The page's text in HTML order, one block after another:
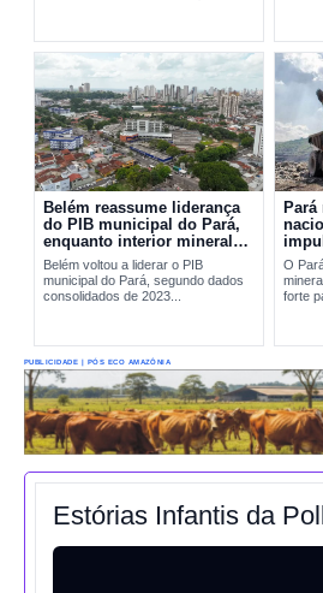
Belém reassume liderança
do PIB municipal do Pará,
enquanto interior mineral
mantém peso decisivo na
economia
Belém voltou a liderar o PIB
municipal do Pará, segundo dados
consolidados de 2023...
2025
O
forte
PUBLICIDADE | PÓS ECO AMAZÔNIA
Estórias Infantis da